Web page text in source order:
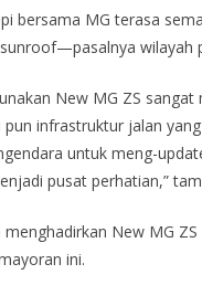
bersama MG terasa
wilayah
New MG ZS
infrastruktur jalan
untuk meng-
pusat perhatian,”
menghadirkan New MG
ini.